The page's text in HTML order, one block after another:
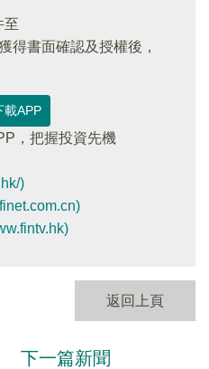
至
獲得書面確認及授權後，
載APP
，把握投資先機
)
返回上頁
下一篇新聞